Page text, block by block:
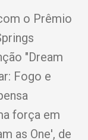
o Prêmio
"Dream
Fogo e
força em
as One', de